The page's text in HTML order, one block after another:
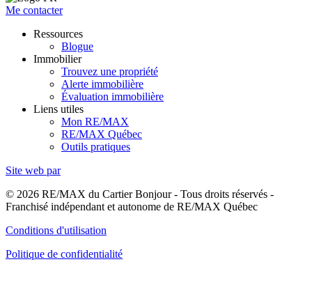
Me contacter
Ressources
Blogue
Immobilier
Trouvez une propriété
Alerte immobilière
Évaluation immobilière
Liens utiles
Mon RE/MAX
RE/MAX Québec
Outils pratiques
Site web par
© 2026 RE/MAX du Cartier Bonjour - Tous droits réservés -
Franchisé indépendant et autonome de RE/MAX Québec
Conditions d'utilisation
Politique de confidentialité